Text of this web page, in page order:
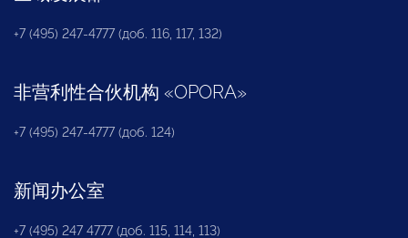
+7 (495) 247-4777 (доб. 116, 117, 132)
非营利性合伙机构 «OPORA»
+7 (495) 247-4777 (доб. 124)
新闻办公室
+7 (495) 247 4777 (доб. 115, 114, 113)